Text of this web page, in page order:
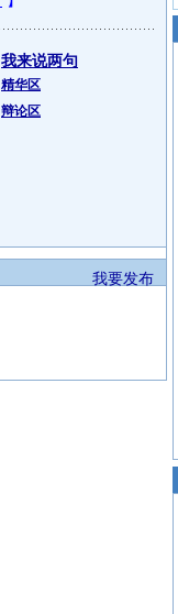
我来说两句
精华区
辩论区
我要发布